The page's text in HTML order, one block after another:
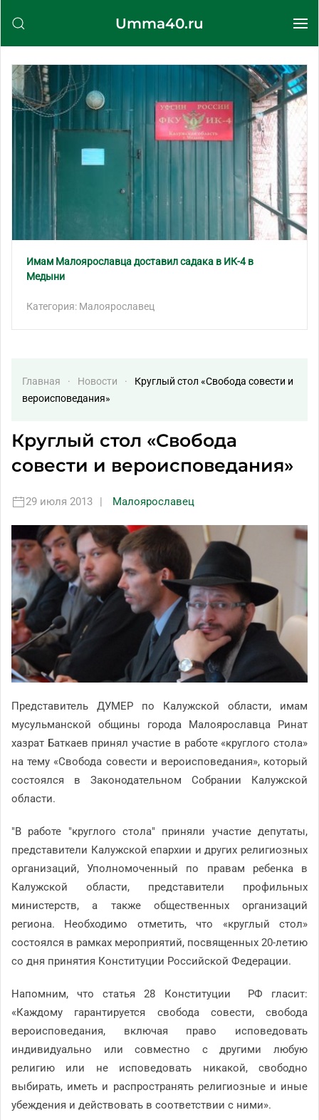
Umma40.ru
Имам Малоярославца доставил садака в ИК-4 в
Медыни
Категория: Малоярославец
Главная Новости
Круглый стол «Свобода совести и
вероисповедания»
Круглый стол «Свобода
совести и вероисповедания»
29 июля 2013 Малоярославец
Представитель ДУМЕР по Калужской области, имам
мусульманской общины города Малоярославца Ринат
хазрат Баткаев принял участие в работе «круглого стола»
на тему «Свобода совести и вероисповедания», который
состоялся в Законодательном Собрании Калужской
области.
"В работе "круглого стола" приняли участие депутаты,
представители Калужской епархии и других религиозных
организаций, Уполномоченный по правам ребенка в
Калужской области, представители профильных
министерств, а также общественных организаций
региона. Необходимо отметить, что «круглый стол»
состоялся в рамках мероприятий, посвященных 20-летию
со дня принятия Конституции Российской Федерации.
Напомним, что статья 28 Конституции РФ гласит:
«Каждому гарантируется свобода совести, свобода
вероисповедания, включая право исповедовать
индивидуально или совместно с другими любую
религию или не исповедовать никакой, свободно
выбирать, иметь и распространять религиозные и иные
убеждения и действовать в соответствии с ними».